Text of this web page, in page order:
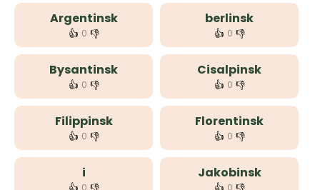
Argentinsk
👍 0 👎
berlinsk
👍 0 👎
Bysantinsk
👍 0 👎
Cisalpinsk
👍 0 👎
Filippinsk
👍 0 👎
Florentinsk
👍 0 👎
i
0
Jakobinsk
0